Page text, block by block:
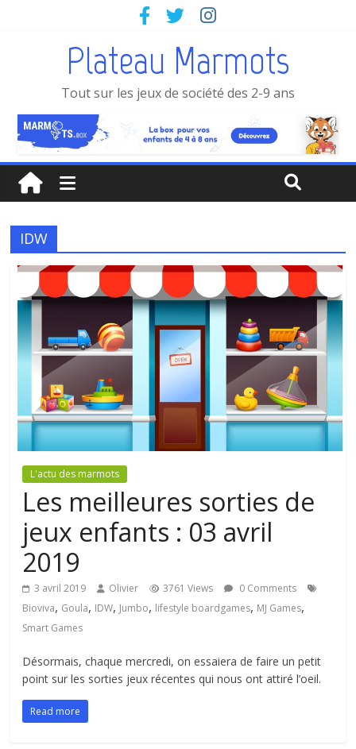
Plateau Marmots
Tout sur les jeux de société des 2-9 ans
IDW
L'actu des marmots
Les meilleures sorties de
jeux enfants : 03 avril
2019
3 avril 2019 Olivier 3761 Views
0 Comments
Bioviva, Goula, IDW, Jumbo, lifestyle boardgames, MJ Games,
Smart Games
Désormais, chaque mercredi, on essaiera de faire un petit
point sur les sorties jeux récentes qui nous ont attiré l’oeil.
Read more